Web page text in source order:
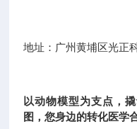
地址：广州黄埔区光正
以动物模型为支点，
图，您身边的转化医学